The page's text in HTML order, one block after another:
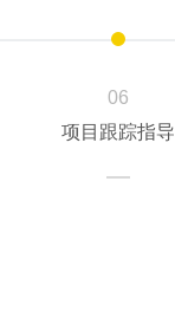
06
项目跟踪指导